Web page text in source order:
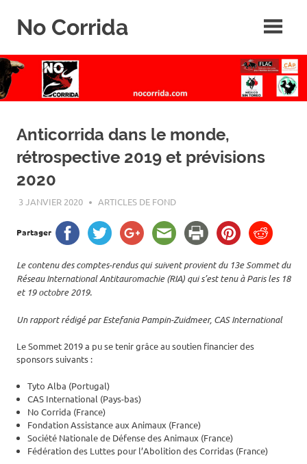
No Corrida
de
la
corrida
Anticorrida dans le monde,
rétrospective 2019 et prévisions
2020
3 JANVIER 2020 ROGER LAHANA
ARTICLES DE FOND
Partager
Le contenu des comptes-rendus qui suivent provient du 13e Sommet du
Réseau International Antitauromachie (RIA) qui s’est tenu à Paris les 18
et 19 octobre 2019.
Un rapport rédigé par Estefania Pampin-Zuidmeer, CAS International
Le Sommet 2019 a pu se tenir grâce au soutien financier des
sponsors suivants :
Tyto Alba (Portugal)
CAS International (Pays-bas)
No Corrida (France)
Fondation Assistance aux Animaux (France)
Société Nationale de Défense des Animaux (France)
Fédération des Luttes pour l’Abolition des Corridas (France)